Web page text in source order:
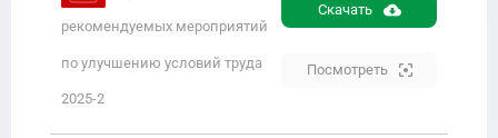
рекомендуемых мероприятий
по улучшению условий труда
2025-2
Скачать
Посмотреть